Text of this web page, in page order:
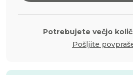
Potrebujete večjo
Pošljite